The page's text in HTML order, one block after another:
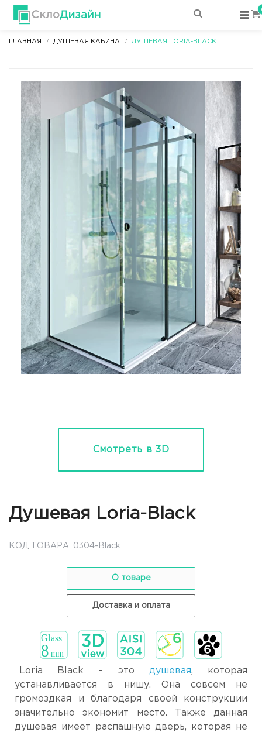
ГЛАВНАЯ ДУШЕВАЯ КАБИНА ДУШЕВАЯ LORIA-BLACK
Смотреть в 3D
Душевая Loria-Black
КОД ТОВАРА: 0304-Black
О товаре
Доставка и оплата
Loria Black – это душевая, которая
устанавливается в нишу. Она совсем не
громоздкая и благодаря своей конструкции
значительно экономит место. Также данная
душевая имеет распашную дверь, которая не